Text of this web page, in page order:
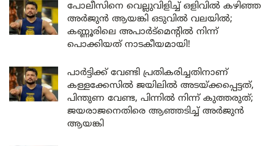
പോലീസിനെ വെല്ലുവിളിച്ച് ഒളിവിൽ കഴിഞ്ഞ
അർജുൻ ആയങ്കി ഒടുവിൽ വലയിൽ;
കണ്ണൂരിലെ അപാർട്മെന്റിൽ നിന്ന്
പൊക്കിയത് നാടകീയമായി!
പാർട്ടിക്ക് വേണ്ടി പ്രതികരിച്ചതിനാണ്
കള്ളക്കേസിൽ ജയിലിൽ അടയ്ക്കപ്പെട്ടത്,
പിന്തുണ വേണ്ട, പിന്നിൽ നിന്ന് കുത്തരുത്;
ജയരാജനെതിരെ ആഞ്ഞടിച്ച് അർജുൻ
ആയങ്കി